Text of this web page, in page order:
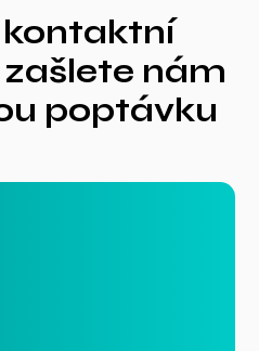
nám
poptávku